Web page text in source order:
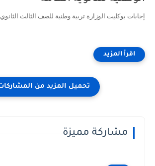
إجابات بوكليت الوزارة تربية وطنية للصف الثالث الثانوي 2018
مشاركة مميزة